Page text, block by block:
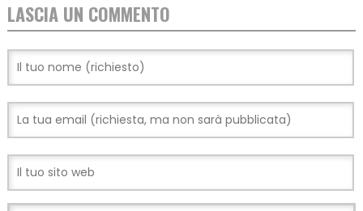
LASCIA UN COMMENTO